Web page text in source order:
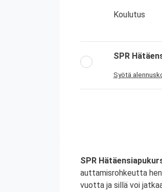
Koulutus
SPR
Syötä
SPR
auttamisrohkeutta
vuotta ja sillä voi